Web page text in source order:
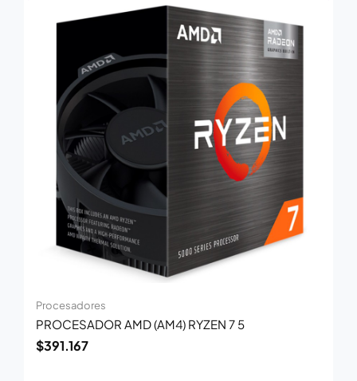
Procesadores
PROCESADOR AMD (AM4) RYZEN 7 5
$391.167